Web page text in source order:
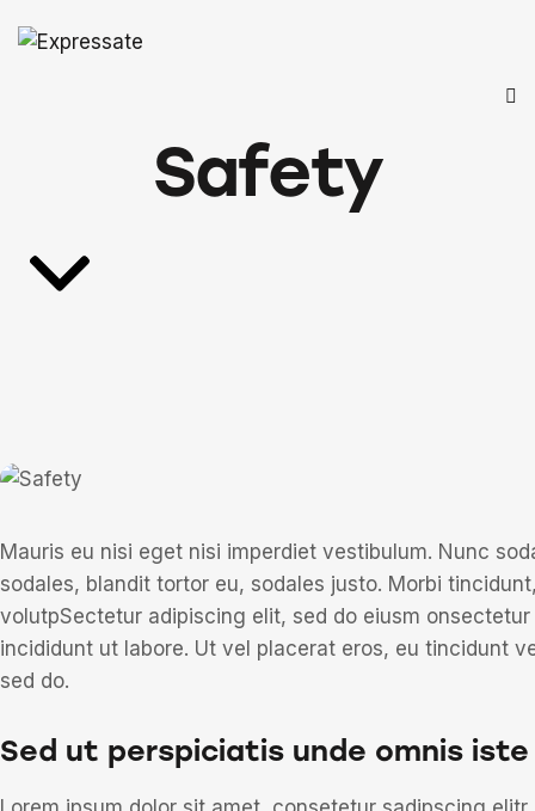
Safety
Mauris eu nisi eget nisi imperdiet vestibulum. Nunc
sodales, blandit tortor eu, sodales justo. Morbi
volutpSectetur adipiscing elit, sed do eiusm
incididunt ut labore. Ut vel placerat eros, eu tincidunt
sed do.
Sed ut perspiciatis unde omnis